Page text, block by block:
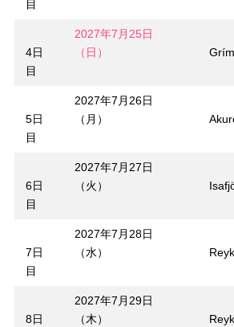
目
4日
目
2027年7月25日
（日）
5日
目
2027年7月26日
（月）
6日
目
2027年7月27日
（火）
7日
目
2027年7月28日
（水）
8日
2027年7月29日
（木）